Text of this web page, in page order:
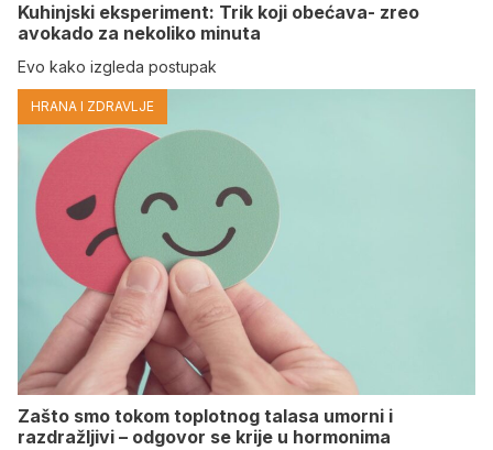
Kuhinjski eksperiment: Trik koji obećava- zreo
avokado za nekoliko minuta
Evo kako izgleda postupak
HRANA I ZDRAVLJE
Zašto smo tokom toplotnog talasa umorni i
razdražljivi – odgovor se krije u hormonima